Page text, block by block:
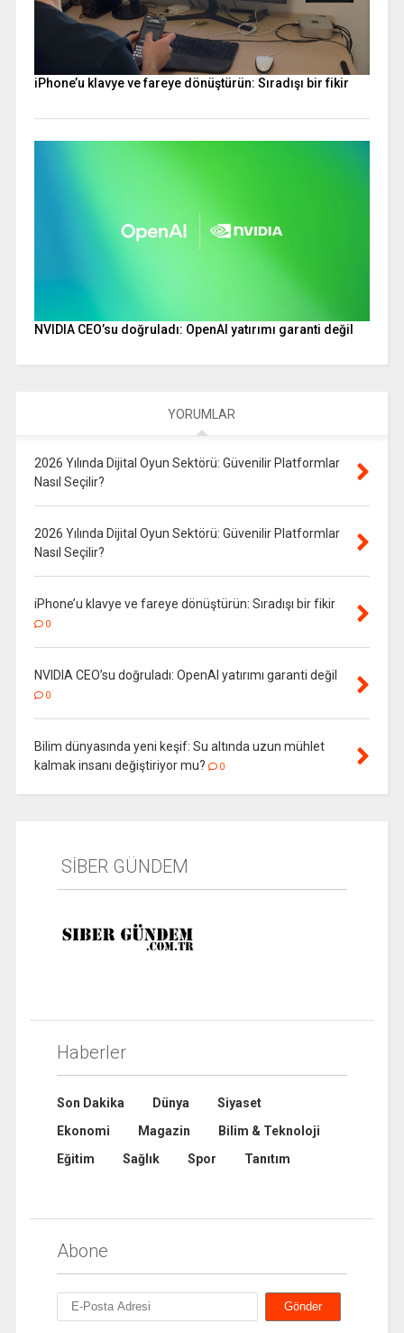
iPhone’u klavye ve fareye dönüştürün: Sıradışı bir fikir
NVIDIA CEO’su doğruladı: OpenAI yatırımı garanti değil
YORUMLAR
2026 Yılında Dijital Oyun Sektörü: Güvenilir Platformlar
Nasıl Seçilir?
2026 Yılında Dijital Oyun Sektörü: Güvenilir Platformlar
Nasıl Seçilir?
iPhone’u klavye ve fareye dönüştürün: Sıradışı bir fikir
0
NVIDIA CEO’su doğruladı: OpenAI yatırımı garanti değil
0
Bilim dünyasında yeni keşif: Su altında uzun mühlet
kalmak insanı değiştiriyor mu?
0
SİBER GÜNDEM
Haberler
Son Dakika Dünya
Siyaset
Ekonomi
Magazin
Bilim & Teknoloji
Eğitim
Sağlık Spor Tanıtım
Abone